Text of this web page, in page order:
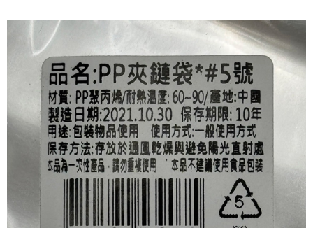
時審查核予不同之上限額度；若仍有額度不足之情形，本公司將視審查結果
請求用戶進行身份認證。
５．嚴禁一人註冊多個帳號或使用他人資訊註冊。若發現惡意使用之情形，
恩沛科技股份有限公司將有權停止該用戶之使用額度並採取法律行動。